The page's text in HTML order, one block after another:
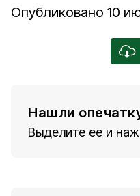
Опубликовано 10
Нашли
Выделите ее и